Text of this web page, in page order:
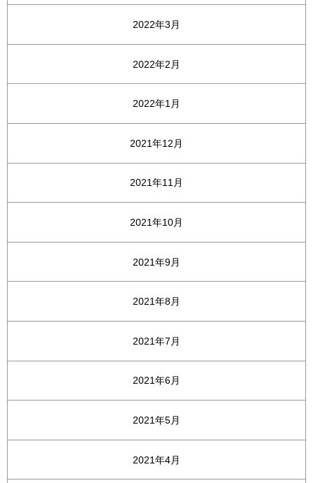
2022年3月
2022年2月
2022年1月
2021年12月
2021年11月
2021年10月
2021年9月
2021年8月
2021年7月
2021年6月
2021年5月
2021年4月